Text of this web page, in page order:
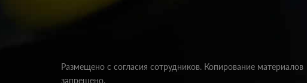
Размещено с согласия сотрудников. Копирование материалов
запрещено.